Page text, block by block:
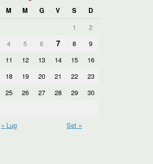
M M G V S
D
1
2
4 5 6 7 8
9
11 12 13 14 15
16
18 19 20 21 22
23
25 26 27 28 29
30
« Lug
Set »